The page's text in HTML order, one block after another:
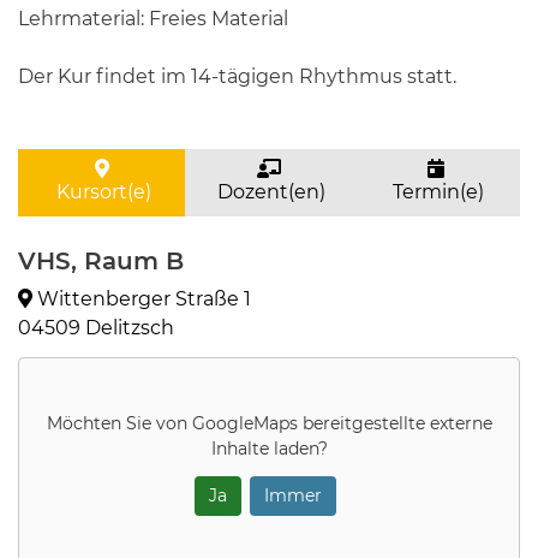
Lehrmaterial: Freies Material
Der Kur findet im 14-tägigen Rhythmus statt.
Kursort(e) Dozent(en) Termin(e)
VHS, Raum B
Wittenberger Straße 1
04509 Delitzsch
Möchten Sie von GoogleMapsbereitgestellte externe
Inhalte laden?
Ja Immer